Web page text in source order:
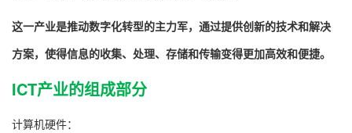
这一产业是推动数字化转型的主力军，通过提供创新的技术和解决
方案，使得信息的收集、处理、存储和传输变得更加高效和便捷。
ICT产业的组成部分
计算机硬件：